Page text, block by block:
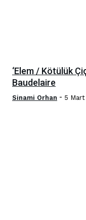
‘Elem / Kötülük
Baudelaire
Sinami Orhan - 5